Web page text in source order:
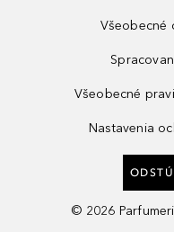
Všeobecné
Všeobecné
Nastavenia
© 2026